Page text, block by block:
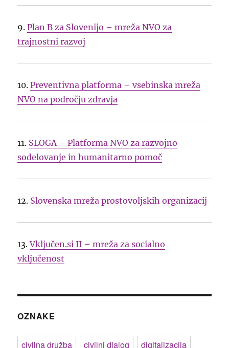
9.Plan B za Slovenijo – mreža NVO za
trajnostni razvoj
10.Preventivna platforma – vsebinska mreža
NVO na področju zdravja
11. SLOGA – Platforma NVO za razvojno
sodelovanje in humanitarno pomoč
12. Slovenska mreža prostovoljskih organizacij
13.Vključen.si II – mreža za socialno
vključenost
OZNAKE
civilna družba civilni dialog
digitalizacija